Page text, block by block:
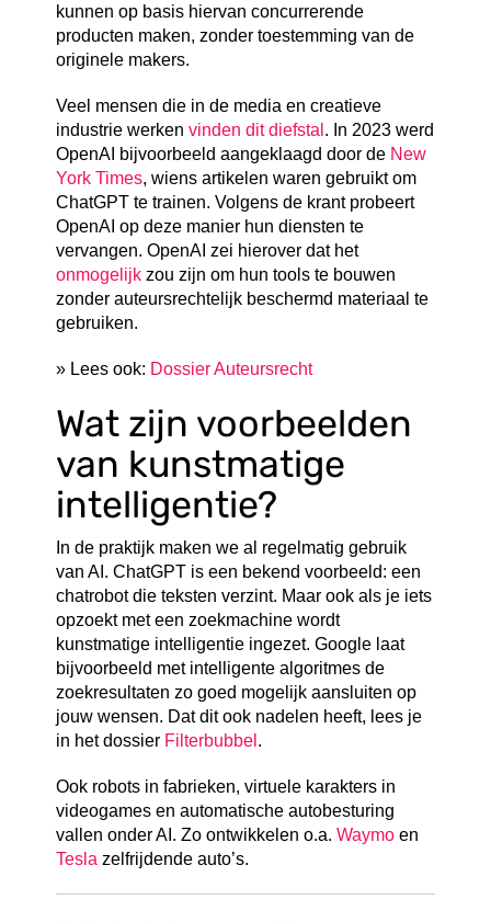
kunnen op basis hiervan concurrerende
producten maken, zonder toestemming van de
originele makers.
Veel mensen die in de media en creatieve
industrie werkenvinden dit diefstal . In 2023 werd
OpenAI bijvoorbeeld aangeklaagd door de New
York Times, wiens artikelen waren gebruikt om
ChatGPT te trainen. Volgens de krant probeert
OpenAI op deze manier hun diensten te
vervangen. OpenAI zei hierover dat het
onmogelijk zou zijn om hun tools te bouwen
zonder auteursrechtelijk beschermd materiaal te
gebruiken.
» Lees ook: Dossier Auteursrecht
Wat zijn voorbeelden
van kunstmatige
intelligentie?
In de praktijk maken we al regelmatig gebruik
van AI. ChatGPT is een bekend voorbeeld: een
chatrobot die teksten verzint. Maar ook als je iets
opzoekt met een zoekmachine wordt
kunstmatige intelligentie ingezet. Google laat
bijvoorbeeld met intelligente algoritmes de
zoekresultaten zo goed mogelijk aansluiten op
jouw wensen. Dat dit ook nadelen heeft, lees je
in het dossier Filterbubbel .
Ook robots in fabrieken, virtuele karakters in
videogames en automatische autobesturing
vallen onder AI. Zo ontwikkelen o.a.Waymo en
Tesla zelfrijdende auto’s.